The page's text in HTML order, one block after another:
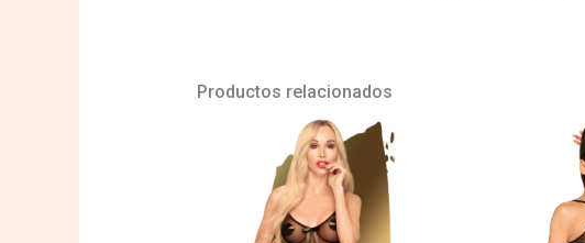
Productos relacionados